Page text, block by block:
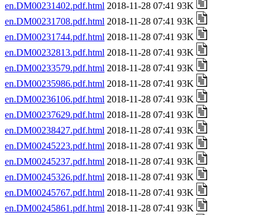
en.DM00231402.pdf.html 2018-11-28 07:41 93K
en.DM00231708.pdf.html 2018-11-28 07:41 93K
en.DM00231744.pdf.html 2018-11-28 07:41 93K
en.DM00232813.pdf.html 2018-11-28 07:41 93K
en.DM00233579.pdf.html 2018-11-28 07:41 93K
en.DM00235986.pdf.html 2018-11-28 07:41 93K
en.DM00236106.pdf.html 2018-11-28 07:41 93K
en.DM00237629.pdf.html 2018-11-28 07:41 93K
en.DM00238427.pdf.html 2018-11-28 07:41 93K
en.DM00245223.pdf.html 2018-11-28 07:41 93K
en.DM00245237.pdf.html 2018-11-28 07:41 93K
en.DM00245326.pdf.html 2018-11-28 07:41 93K
en.DM00245767.pdf.html 2018-11-28 07:41 93K
en.DM00245861.pdf.html 2018-11-28 07:41 93K